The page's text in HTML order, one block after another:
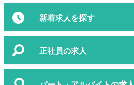
新着求人を探す
正社員の求人